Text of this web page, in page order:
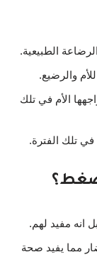
الطبيعية.
والرضيع.
الأم في تلك
تلك الفترة.
انه مفيد لهم.
مما يفيد صحة